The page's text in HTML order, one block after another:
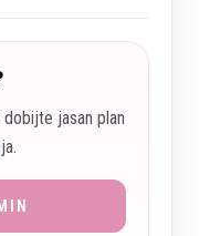
jasan plan